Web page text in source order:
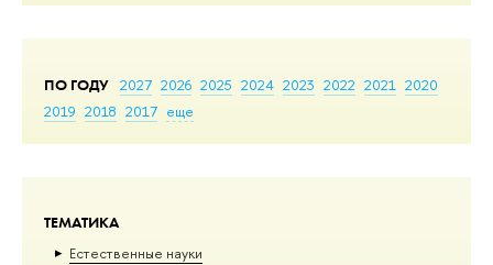
ПО ГОДУ 2027 2026 2025 2024 2023 2022 2021
2020
2019 2018 2017 еще
ТЕМАТИКА
Естественные науки